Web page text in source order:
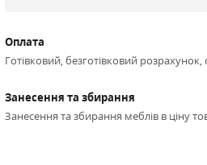
Оплата
Готівковий, безготівковий
Занесення та збирання
Занесення та збирання меблів в ціну